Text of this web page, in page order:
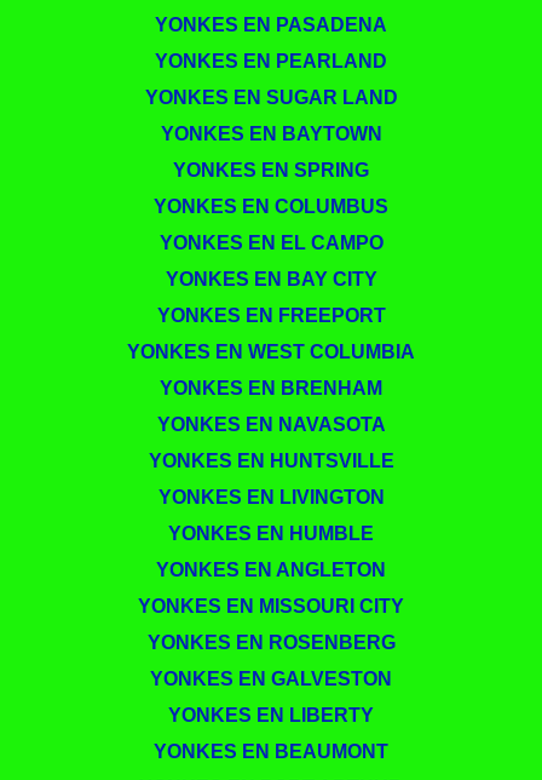
YONKES EN PASADENA
YONKES EN PEARLAND
YONKES EN SUGAR LAND
YONKES EN BAYTOWN
YONKES EN SPRING
YONKES EN COLUMBUS
YONKES EN EL CAMPO
YONKES EN BAY CITY
YONKES EN FREEPORT
YONKES EN WEST COLUMBIA
YONKES EN BRENHAM
YONKES EN NAVASOTA
YONKES EN HUNTSVILLE
YONKES EN LIVINGTON
YONKES EN HUMBLE
YONKES EN ANGLETON
YONKES EN MISSOURI CITY
YONKES EN ROSENBERG
YONKES EN GALVESTON
YONKES EN LIBERTY
YONKES EN BEAUMONT